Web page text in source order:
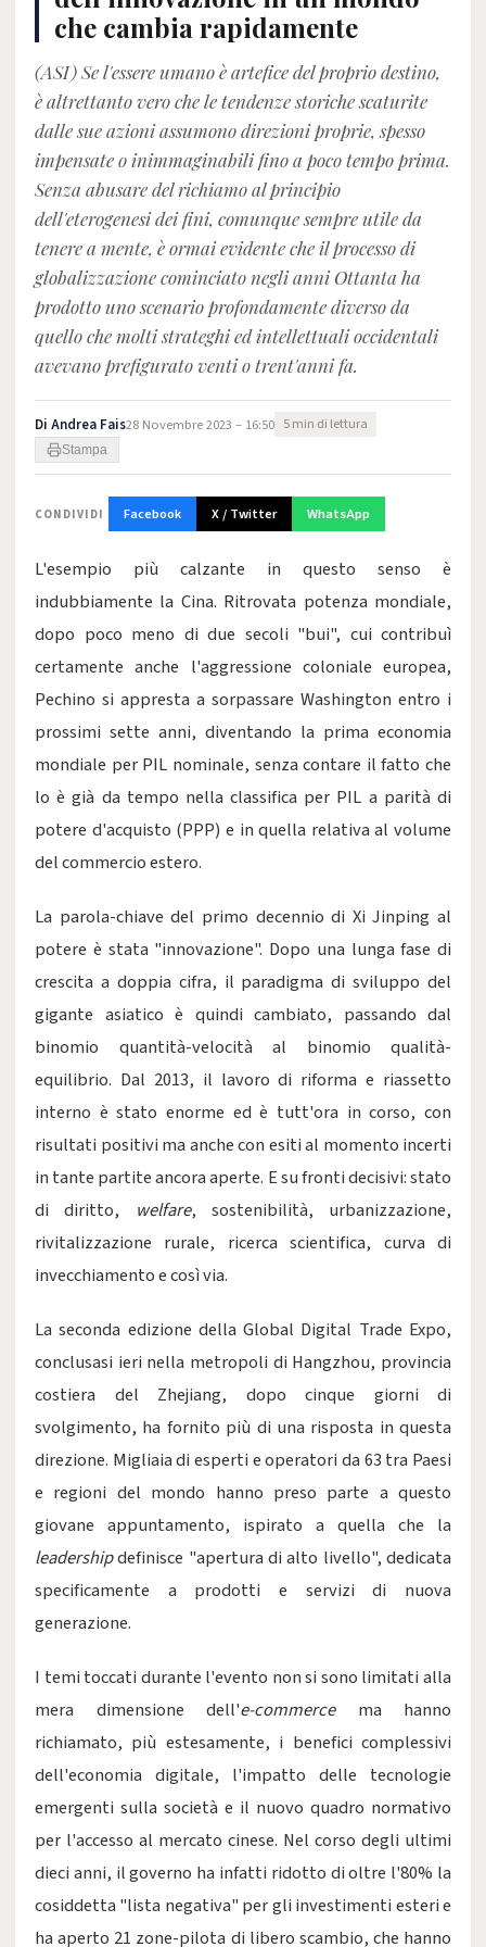
che cambia rapidamente
(ASI) Se l'essere umano è artefice del proprio destino,
è altrettanto vero che le tendenze storiche scaturite
dalle sue azioni assumono direzioni proprie, spesso
impensate o inimmaginabili fino a poco tempo prima.
Senza abusare del richiamo al principio
dell'eterogenesi dei fini, comunque sempre utile da
tenere a mente, è ormai evidente che il processo di
globalizzazione cominciato negli anni Ottanta ha
prodotto uno scenario profondamente diverso da
quello che molti strateghi ed intellettuali occidentali
avevano prefigurato venti o trent'anni fa.
Di Andrea Fais28 Novembre 2023 – 16:50 5 min di lettura
Stampa
CONDIVIDI Facebook X / Twitter WhatsApp
L'esempio più calzante in questo senso è
indubbiamente la Cina. Ritrovata potenza mondiale,
dopo poco meno di due secoli "bui", cui contribuì
certamente anche l'aggressione coloniale europea,
Pechino si appresta a sorpassare Washington entro i
prossimi sette anni, diventando la prima economia
mondiale per PIL nominale, senza contare il fatto che
lo è già da tempo nella classifica per PIL a parità di
potere d'acquisto (PPP) e in quella relativa al volume
del commercio estero.
La parola-chiave del primo decennio di Xi Jinping al
potere è stata "innovazione". Dopo una lunga fase di
crescita a doppia cifra, il paradigma di sviluppo del
gigante asiatico è quindi cambiato, passando dal
binomio quantità-velocità al binomio qualità-
equilibrio. Dal 2013, il lavoro di riforma e riassetto
interno è stato enorme ed è tutt'ora in corso, con
risultati positivi ma anche con esiti al momento incerti
in tante partite ancora aperte. E su fronti decisivi: stato
di diritto,
welfare, sostenibilità, urbanizzazione,
rivitalizzazione rurale, ricerca scientifica, curva di
invecchiamento e così via.
La seconda edizione della Global Digital Trade Expo,
conclusasi ieri nella metropoli di Hangzhou, provincia
costiera del Zhejiang, dopo cinque giorni di
svolgimento, ha fornito più di una risposta in questa
direzione. Migliaia di esperti e operatori da 63 tra Paesi
e regioni del mondo hanno preso parte a questo
giovane appuntamento, ispirato a quella che la
leadershipdefinisce "apertura di alto livello", dedicata
specificamente a prodotti e servizi di nuova
generazione.
I temi toccati durante l'evento non si sono limitati alla
mera dimensione dell'e-commercema hanno
richiamato, più estesamente, i benefici complessivi
dell'economia digitale, l'impatto delle tecnologie
emergenti sulla società e il nuovo quadro normativo
per l'accesso al mercato cinese. Nel corso degli ultimi
dieci anni, il governo ha infatti ridotto di oltre l'80% la
cosiddetta "lista negativa" per gli investimenti esteri e
ha aperto 21 zone-pilota di libero scambio, che hanno